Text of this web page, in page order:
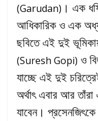
(Garudan) । এক
আধিকারিক ও এক
ছবিতে এই দুই
(Suresh Gopi) ও
যাচ্ছে এই দুই
অর্থাৎ এবার আর
যাবেন। প্রসেনজিৎকে